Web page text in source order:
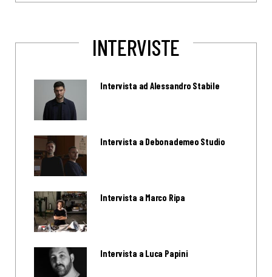
INTERVISTE
Intervista ad Alessandro Stabile
Intervista a Debonademeo Studio
Intervista a Marco Ripa
Intervista a Luca Papini